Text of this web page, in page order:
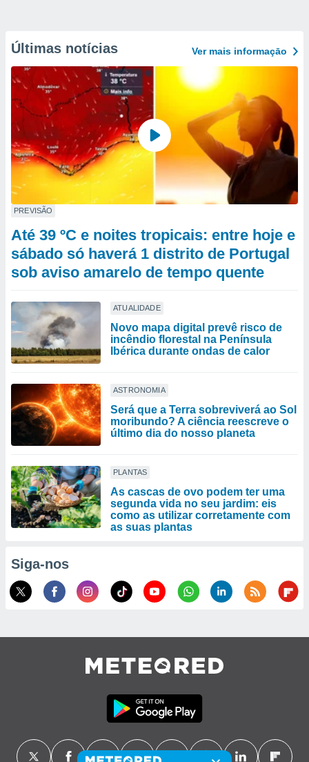
Últimas notícias Ver mais informaçāo
PREVISÃO
Até 39 ºC e noites tropicais: entre hoje e
sábado só haverá 1 distrito de Portugal
sob aviso amarelo de tempo quente
ATUALIDADE
Novo mapa digital prevê risco de
incêndio florestal na Península
Ibérica durante ondas de calor
ASTRONOMIA
Será que a Terra sobreviverá ao Sol
moribundo? A ciência reescreve o
último dia do nosso planeta
PLANTAS
As cascas de ovo podem ter uma
segunda vida no seu jardim: eis
como as utilizar corretamente com
as suas plantas
Siga-nos